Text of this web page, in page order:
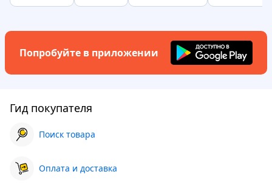
Попробуйте в приложении
Гид покупателя
Поиск товара
Оплата и доставка